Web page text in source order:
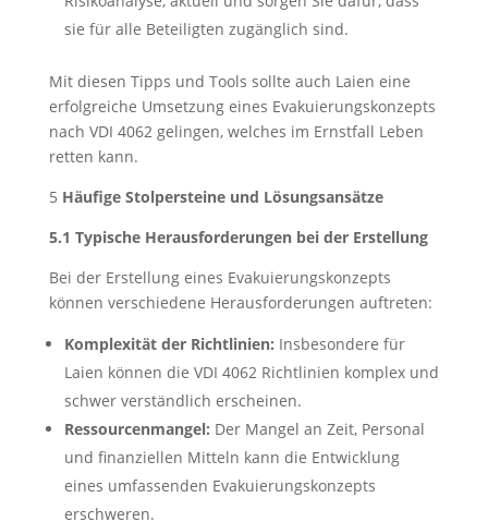
sie für alle Beteiligten zugänglich sind.
Mit diesen Tipps und Tools sollte auch Laien eine
erfolgreiche Umsetzung eines Evakuierungskonzepts
nach VDI 4062 gelingen, welches im Ernstfall Leben
retten kann.
5 Häufige Stolpersteine und Lösungsansätze
5.1 Typische Herausforderungen bei der Erstellung
Bei der Erstellung eines Evakuierungskonzepts
können verschiedene Herausforderungen auftreten:
Komplexität der Richtlinien: Insbesondere für
Laien können die VDI 4062 Richtlinien komplex und
schwer verständlich erscheinen.
Ressourcenmangel: Der Mangel an Zeit, Personal
und finanziellen Mitteln kann die Entwicklung
eines umfassenden Evakuierungskonzepts
erschweren.